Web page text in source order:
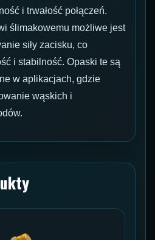
i trwałość połączeń.
ślimakowemu możliwe jest
siły zacisku, co
i stabilność. Opaski te są
w aplikacjach, gdzie
wąskich i